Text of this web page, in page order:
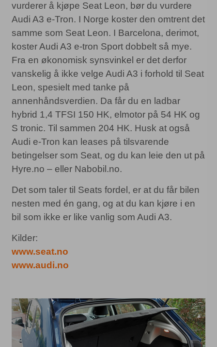
vurderer å kjøpe Seat Leon, bør du vurdere
Audi A3 e-Tron. I Norge koster den omtrent det
samme som Seat Leon. I Barcelona, derimot,
koster Audi A3 e-tron Sport dobbelt så mye.
Fra en økonomisk synsvinkel er det derfor
vanskelig å ikke velge Audi A3 i forhold til Seat
Leon, spesielt med tanke på
annenhåndsverdien. Da får du en ladbar
hybrid 1,4 TFSI 150 HK, elmotor på 54 HK og
S tronic. Til sammen 204 HK. Husk at også
Audi e-Tron kan leases på tilsvarende
betingelser som Seat, og du kan leie den ut på
Hyre.no – eller Nabobil.no.
Det som taler til Seats fordel, er at du får bilen
nesten med én gang, og at du kan kjøre i en
bil som ikke er like vanlig som Audi A3.
Kilder:
www.seat.no
www.audi.no